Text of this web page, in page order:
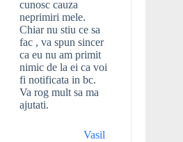
cunosc cauza
neprimiri mele.
Chiar nu stiu ce sa
fac , va spun sincer
ca eu nu am primit
nimic de la ei ca voi
fi notificata in bc.
Va rog mult sa ma
ajutati.
Vasil